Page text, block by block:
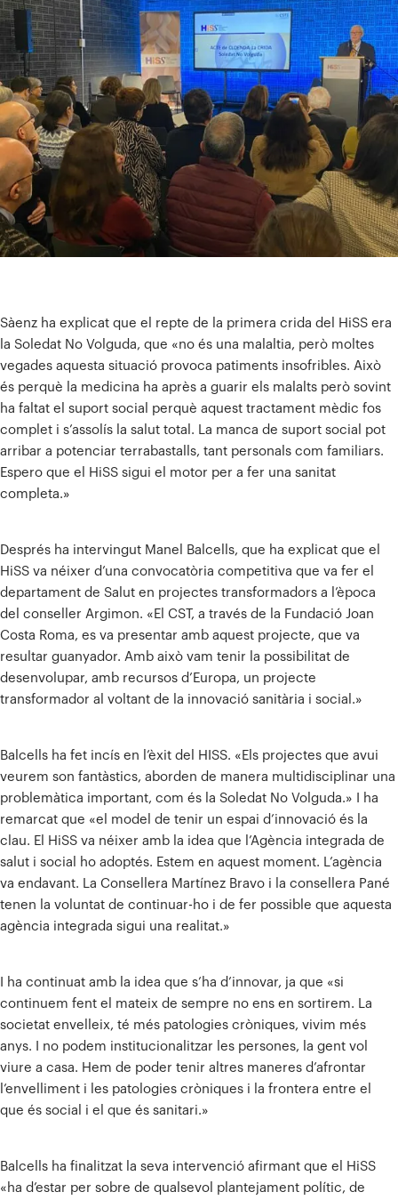
Sàenz ha explicat que el repte de la primera crida del HiSS era
la Soledat No Volguda, que «no és una malaltia, però moltes
vegades aquesta situació provoca patiments insofribles. Això
és perquè la medicina ha après a guarir els malalts però sovint
ha faltat el suport social perquè aquest tractament mèdic fos
complet i s’assolís la salut total. La manca de suport social pot
arribar a potenciar terrabastalls, tant personals com familiars.
Espero que el HiSS sigui el motor per a fer una sanitat
completa.»
Després ha intervingut Manel Balcells, que ha explicat que el
HiSS va néixer d’una convocatòria competitiva que va fer el
departament de Salut en projectes transformadors a l’època
del conseller Argimon. «El CST, a través de la Fundació Joan
Costa Roma, es va presentar amb aquest projecte, que va
resultar guanyador. Amb això vam tenir la possibilitat de
desenvolupar, amb recursos d’Europa, un projecte
transformador al voltant de la innovació sanitària i social.»
Balcells ha fet incís en l’èxit del HISS. «Els projectes que avui
veurem son fantàstics, aborden de manera multidisciplinar una
problemàtica important, com és la Soledat No Volguda.» I ha
remarcat que «el model de tenir un espai d’innovació és la
clau. El HiSS va néixer amb la idea que l’Agència integrada de
salut i social ho adoptés. Estem en aquest moment. L’agència
va endavant. La Consellera Martínez Bravo i la consellera Pané
tenen la voluntat de continuar-ho i de fer possible que aquesta
agència integrada sigui una realitat.»
I ha continuat amb la idea que s’ha d’innovar, ja que «si
continuem fent el mateix de sempre no ens en sortirem. La
societat envelleix, té més patologies cròniques, vivim més
anys. I no podem institucionalitzar les persones, la gent vol
viure a casa. Hem de poder tenir altres maneres d’afrontar
l’envelliment i les patologies cròniques i la frontera entre el
que és social i el que és sanitari.»
Balcells ha finalitzat la seva intervenció afirmant que el HiSS
«ha d’estar per sobre de qualsevol plantejament polític, de